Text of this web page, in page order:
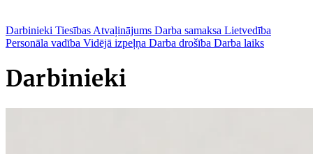
Darbinieki Tiesības Atvaļinājums Darba samaksa Lietvedība
Personāla vadība Vidējā izpeļņa Darba drošība Darba laiks
Darbinieki